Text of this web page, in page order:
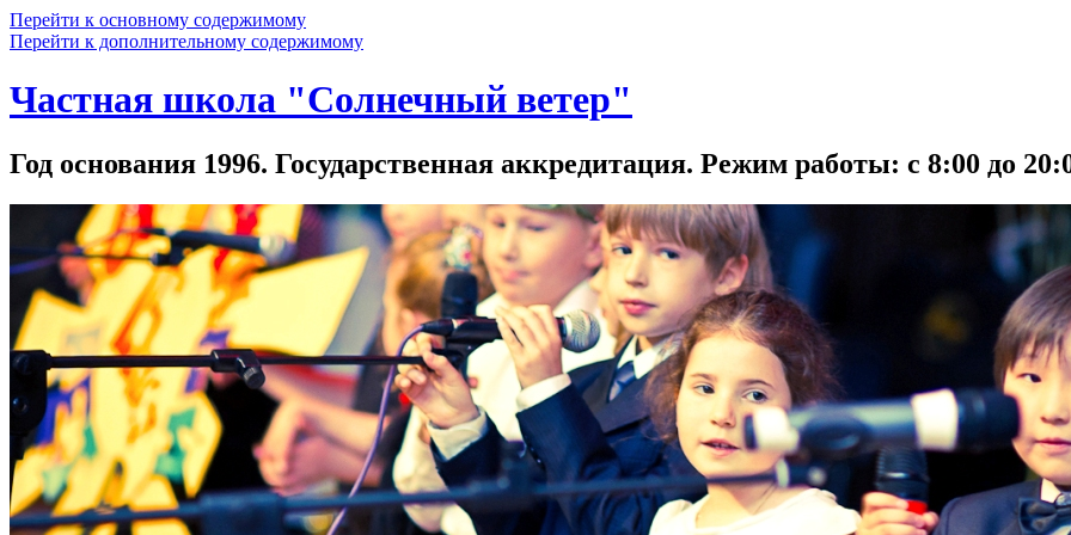
Перейти к основному содержимому
Перейти к дополнительному содержимому
Частная школа "Солнечный ветер"
Год основания 1996. Государственная аккредитация. Режим работы: с 8:00 до